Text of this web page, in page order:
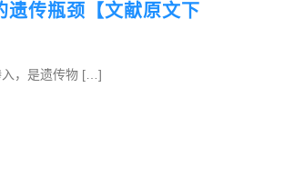
遗传瓶颈【文献原文下
入，是遗传物 […]